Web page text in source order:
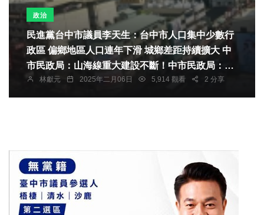
政治
民進黨台中市議員李天生：台中市人口集中少數行
政區 偏鄉地區人口連年下滑 城鄉差距持續擴大 中
市民政局：山海線重大建設不斷！中市民政局：透
過交通建設與經濟產業拉近城鄉差距
林獻元 2025年二月06日 5,914 觀看 2 分享